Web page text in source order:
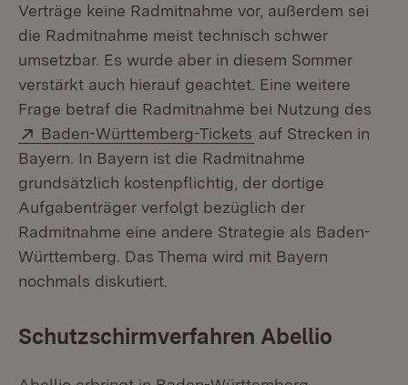
Verträge keine Radmitnahme vor, außerdem sei
die Radmitnahme meist technisch schwer
umsetzbar. Es wurde aber in diesem Sommer
verstärkt auch hierauf geachtet. Eine weitere
Frage betraf die Radmitnahme bei Nutzung des
Extern:
Baden-Württemberg-Tickets (Öffnet in neuem
auf Strecken in
Bayern. In Bayern ist die Radmitnahme
grundsätzlich kostenpflichtig, der dortige
Aufgabenträger verfolgt bezüglich der
Radmitnahme eine andere Strategie als Baden-
Württemberg. Das Thema wird mit Bayern
nochmals diskutiert.
Schutzschirmverfahren Abellio